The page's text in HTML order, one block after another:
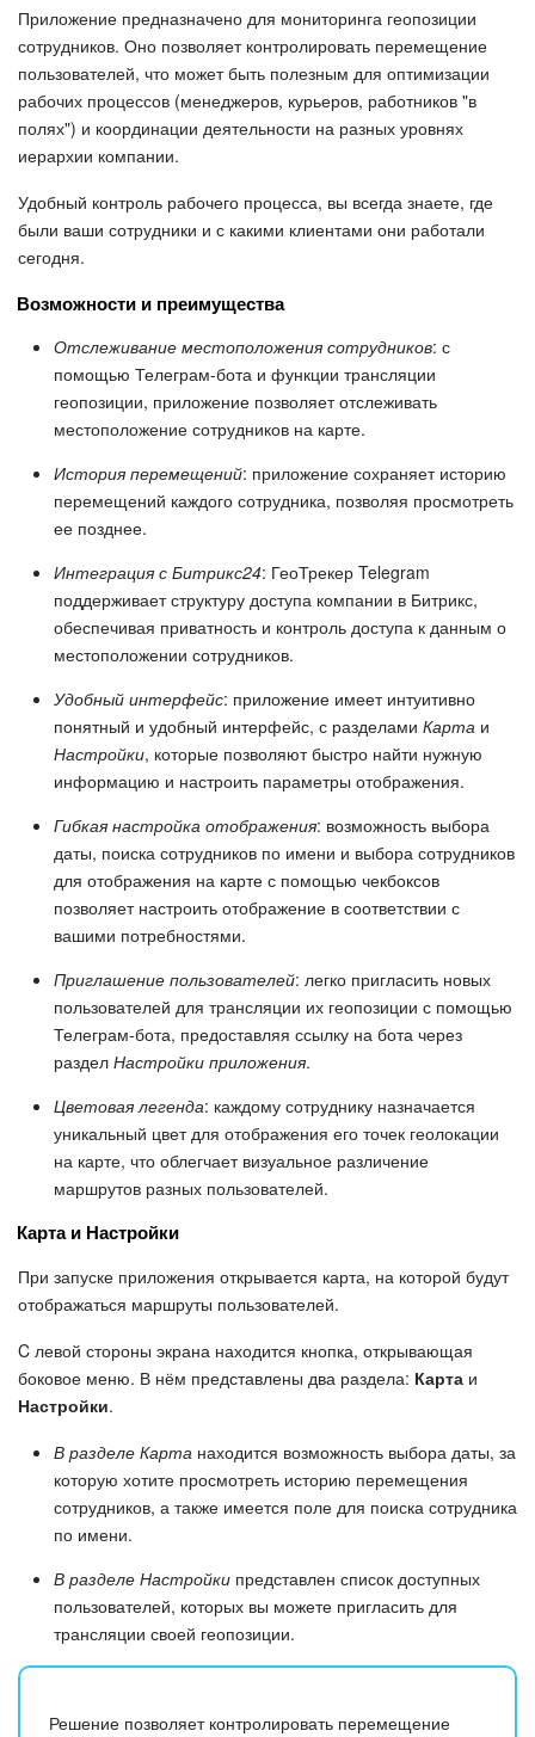
Центр продаж
Аналитика
BI Конструктор
Автоматизация
Интеграция 1С и Битрикс24
Сотрудники
Бизнес-процессы
Маркетплейс
Контакт-центр
Настройки
Виджет сотрудника
Телефония
Филиальная сеть
Приложение Битрикс24
Общие вопросы
Битрикс24 в коробке
Изменения в статьях (архив)
ПОЛУЧИТЬ БЕСПЛАТНО
ВХОД
Приложение предназначено для мониторинга геопозиции
сотрудников. Оно позволяет контролировать перемещение
пользователей, что может быть полезным для оптимизации
рабочих процессов (менеджеров, курьеров, работников "в
полях") и координации деятельности на разных уровнях
иерархии компании.
Удобный контроль рабочего процесса, вы всегда знаете, где
были ваши сотрудники и с какими клиентами они работали
сегодня.
Возможности и преимущества
Отслеживание местоположения сотрудников: с
помощью Телеграм-бота и функции трансляции
геопозиции, приложение позволяет отслеживать
местоположение сотрудников на карте.
История перемещений: приложение сохраняет историю
перемещений каждого сотрудника, позволяя просмотреть
ее позднее.
Интеграция с Битрикс24: ГеоТрекер Telegram
поддерживает структуру доступа компании в Битрикс,
обеспечивая приватность и контроль доступа к данным о
местоположении сотрудников.
Удобный интерфейс: приложение имеет интуитивно
понятный и удобный интерфейс, с разделами Карта и
Настройки, которые позволяют быстро найти нужную
информацию и настроить параметры отображения.
Гибкая настройка отображения: возможность выбора
даты, поиска сотрудников по имени и выбора сотрудников
для отображения на карте с помощью чекбоксов
позволяет настроить отображение в соответствии с
вашими потребностями.
Приглашение пользователей: легко пригласить новых
пользователей для трансляции их геопозиции с помощью
Телеграм-бота, предоставляя ссылку на бота через
раздел Настройки приложения.
Цветовая легенда: каждому сотруднику назначается
уникальный цвет для отображения его точек геолокации
на карте, что облегчает визуальное различение
маршрутов разных пользователей.
Карта и Настройки
При запуске приложения открывается карта, на которой будут
отображаться маршруты пользователей.
C левой стороны экрана находится кнопка, открывающая
боковое меню. В нём представлены два раздела: Карта и
Настройки.
В разделе Карта находится возможность выбора даты, за
которую хотите просмотреть историю перемещения
сотрудников, а также имеется поле для поиска сотрудника
по имени.
В разделе Настройки представлен список доступных
пользователей, которых вы можете пригласить для
трансляции своей геопозиции.
Решение позволяет контролировать перемещение